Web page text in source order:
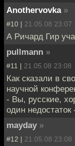
Anothervovka »
#10 | 21.05.08 23:07
А Ричард Гир
pullmann »
#11 | 21.05.08 23:08
Как сказали в
научной
- Вы, русские,
один
mayday »
#12 | 21.05.08 23:08